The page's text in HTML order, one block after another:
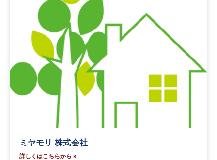
ミヤモリ 株式会社
詳しくはこちらから »